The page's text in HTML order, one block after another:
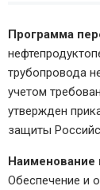
Программа
трубопровода
учетом
утвержден
защиты
Наименование
Обеспечение и